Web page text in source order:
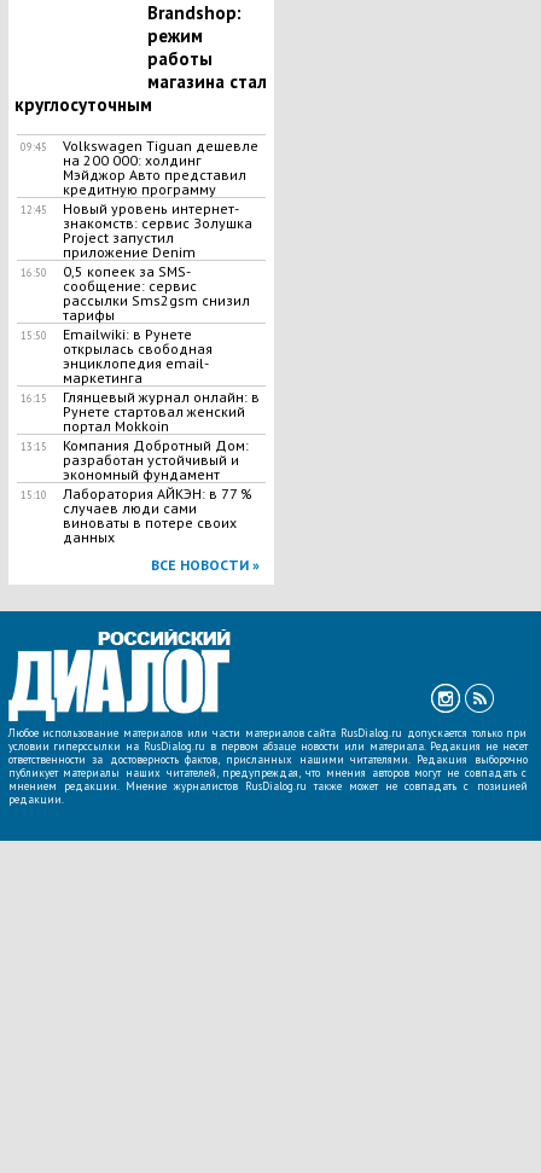
Brandshop:
режим
работы
магазина стал
круглосуточным
09:45
Volkswagen Tiguan дешевле
на 200 000: холдинг
Мэйджор Авто представил
кредитную программу
12:45
Новый уровень интернет-
знакомств: сервис Золушка
Project запустил
приложение Denim
16:50
0,5 копеек за SMS-
сообщение: сервис
рассылки Sms2gsm снизил
тарифы
15:50
Emailwiki: в Рунете
открылась свободная
энциклопедия email-
маркетинга
16:15
Глянцевый журнал онлайн: в
Рунете стартовал женский
портал Mokkoin
13:15
Компания Добротный Дом:
разработан устойчивый и
экономный фундамент
15:10
Лаборатория АЙКЭН: в 77 %
случаев люди сами
виноваты в потере своих
данных
ВСЕ НОВОСТИ »
Любое использование материалов или части материалов сайта RusDialog.ru допускается только при
условии гиперссылки на RusDialog.ru в первом абзаце новости или материала. Редакция не несет
ответственности за достоверность фактов, присланных нашими читателями. Редакция выборочно
публикует материалы наших читателей, предупреждая, что мнения авторов могут не совпадать с
мнением редакции. Мнение журналистов RusDialog.ru также может не совпадать с позицией
редакции.